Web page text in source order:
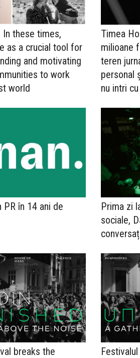
In these times,
as a crucial tool for
and motivating
to work
world
Timea
milioane
teren
personal
nu intri
PR în 14 ani de
Prima zi
sociale,
breaks the